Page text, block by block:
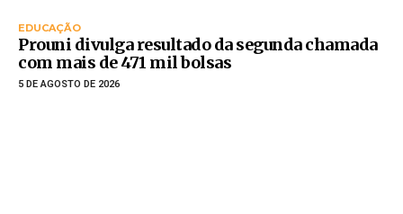
EDUCAÇÃO
Prouni divulga resultado da segunda chamada
com mais de 471 mil bolsas
5 DE AGOSTO DE 2026